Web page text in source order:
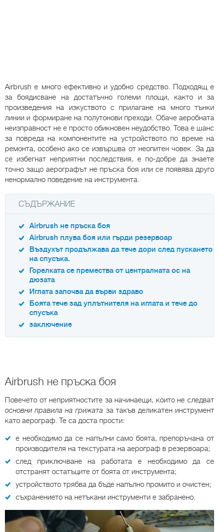
Airbrush е много ефективно и удобно средство. Подходящ е
за боядисване на достатъчно големи площи, както и за
произведения на изкуството с прилагане на много тънки
линии и формиране на полутонови преходи. Обаче аеробната
неизправност не е просто обикновен неудобство. Това е шанс
за повреда на компонентите на устройството по време на
ремонта, особено ако се извършва от неопитен човек. За да
се избегнат неприятни последствия, е по-добре да знаете
точно защо аерографът не пръска боя или се появява друго
ненормално поведение на инструмента.
СЪДЪРЖАНИЕ
Airbrush не пръска боя
Airbrush плува боя или гърди резервоар
Въздухът продължава да тече дори след пускането
на спусъка.
Горелката се премества от централната ос на
дюзата
Иглата започва да върви здраво
Боята тече зад уплътнителя на иглата и тече до
спусъка
заключение
Airbrush не пръска боя
Повечето от неприятностите за начинаещи, които не следват
основни правила на грижата за такъв деликатен инструмент
като аерограф. Те са доста прости:
е необходимо да се напълни само боята, препоръчана от
производителя на текстурата на аерограф в резервоара;
след приключване на работата е необходимо да се
отстранят остатъците от боята от инструмента;
устройството трябва да бъде напълно промито и очистен;
съхранението на нетъкани инструменти е забранено.